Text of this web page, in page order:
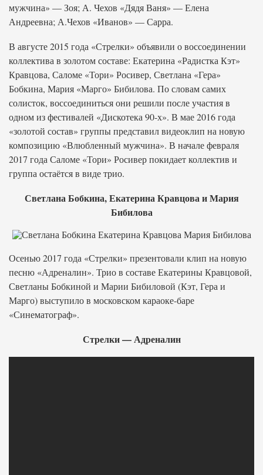
мужчина» — Зоя; А. Чехов «Дядя Ваня» — Елена
Андреевна; А.Чехов «Иванов» — Сарра.
В августе 2015 года «Стрелки» объявили о воссоединении
коллектива в золотом составе: Екатерина «Радистка Кэт»
Кравцова, Саломе «Тори» Росивер, Светлана «Гера»
Бобкина, Мария «Марго» Бибилова. По словам самих
солисток, воссоединиться они решили после участия в
одном из фестивалей «Дискотека 90-х». В мае 2016 года
«золотой состав» группы представил видеоклип на новую
композицию «Влюбленный мужчина». В начале февраля
2017 года Саломе «Тори» Росивер покидает коллектив и
группа остаётся в виде трио.
Светлана Бобкина, Екатерина Кравцова и Мария
Бибилова
Осенью 2017 года «Стрелки» презентовали клип на новую
песню «Адреналин». Трио в составе Екатерины Кравцовой,
Светланы Бобкиной и Марии Бибиловой (Кэт, Гера и
Марго) выступило в московском караоке-баре
«Синематограф».
Стрелки — Адреналин